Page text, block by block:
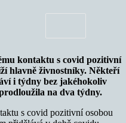
kontaktu s covid pozitivní
hlavně živnostníky. Někteří
i týdny bez jakéhokoliv
na dva týdny.
s covid pozitivní osobou